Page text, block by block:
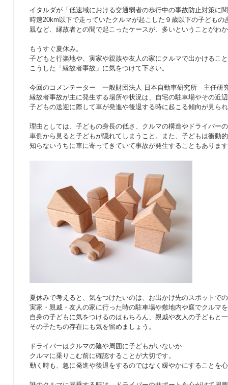
イタルダが「低速域における交通弱者の歩行中の事故防止対策に
時速20km以下で走っていたクルマが起こした９歳以下の子どもの
親など、縁故者との間で起こったケースが、多いということがわ
もうすぐ夏休み。
子どもと行楽地や、実家や親族や友人の家にクルマで出かけるこ
こうした「縁故者事故」に気をつけて下さい。
今回のコメンテーター 一般財団法人 日本自動車研究所 主任研
縁故者事故が主に発生する場所や状況は、自宅の駐車場やその近
子どもの送迎に際して車が発進や後退する時に起こる傾向が見ら
理由としては、子どもの身長の低さ、クルマの構造やドライバー
車側から見ると子どもが隠れてしまうこと。また、子どもは衝動
知らないうちに車に寄ってきていて事故が発生することもありま
夏休みで考えると、気をつけたいのは、お出かけ先のスポットで
実家・親戚・友人の家に行った時の駐車場や敷地内や庭でクルマ
自身の子どもに気をつけるのはもちろん、親戚や友人の子どもと
その子たちの存在にも気を留めましょう。
ドライバーはクルマの陰や周囲に子どもがいないか
クルマに乗りこむ前に確認することが大切です。
動く時も、急に発進や後退をするのではなく緩やかにすることを